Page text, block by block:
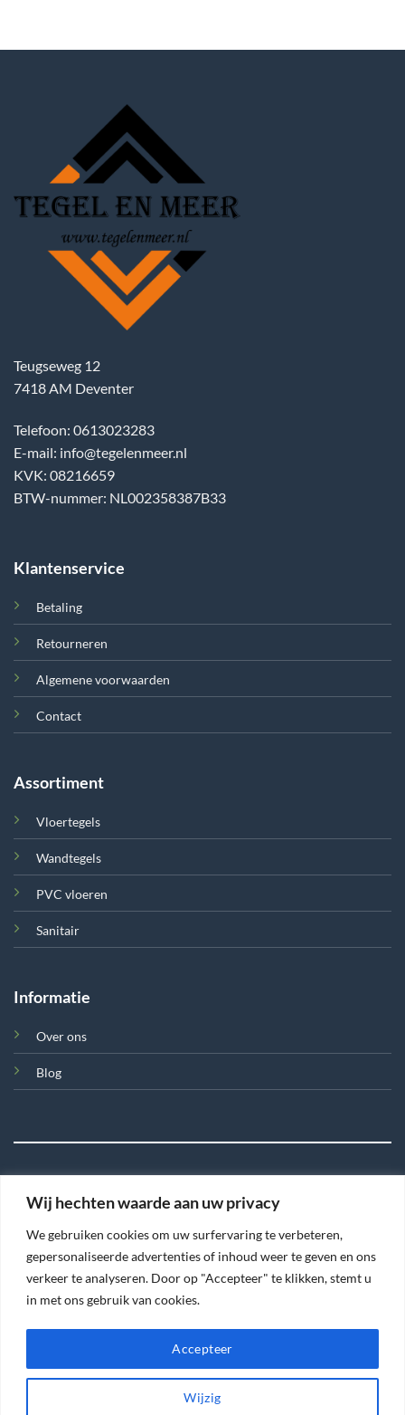
Wij hechten waarde aan uw privacy
We gebruiken cookies om uw surfervaring te verbeteren,
gepersonaliseerde advertenties of inhoud weer te geven en ons
verkeer te analyseren. Door op "Accepteer" te klikken, stemt u
in met ons gebruik van cookies.
Wijzig
Accepteer
Teugseweg 12
7418 AM Deventer
Telefoon: 0613023283
E-mail: info@tegelenmeer.nl
KVK: 08216659
BTW-nummer: NL002358387B33
Klantenservice
Betaling
Retourneren
Algemene voorwaarden
Contact
Assortiment
Vloertegels
Wandtegels
PVC vloeren
Sanitair
Informatie
Over ons
Blog
2026 Tegel en Meer
TERMS PRIVACY